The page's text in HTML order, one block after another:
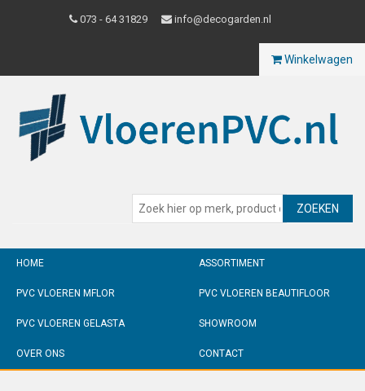
073 - 64 31829 info@decogarden.nl
Winkelwagen
ZOEKEN
HOME ASSORTIMENT
PVC VLOEREN MFLOR PVC VLOEREN BEAUTIFLOOR
PVC VLOEREN GELASTA SHOWROOM
OVER ONS CONTACT